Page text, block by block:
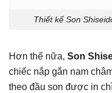
Thiết kế Son
Hơn thế nữa, Son
chiếc nắp gắn nam
theo đầu son được in